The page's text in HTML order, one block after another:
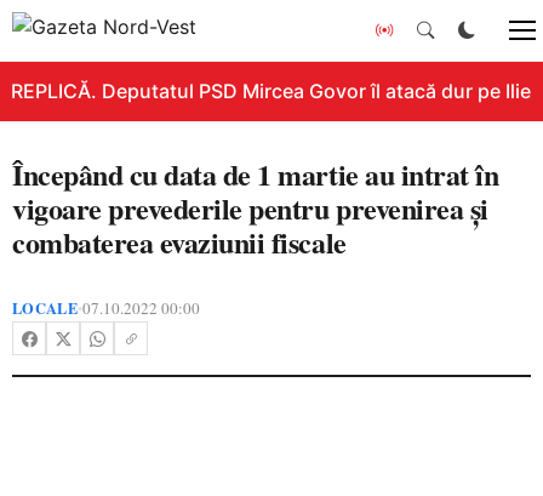
REPLICĂ. Deputatul PSD Mircea Govor îl atacă dur pe
Începând cu data de 1 martie au intrat în
vigoare prevederile pentru prevenirea şi
combaterea evaziunii fiscale
LOCALE•07.10.2022 00:00